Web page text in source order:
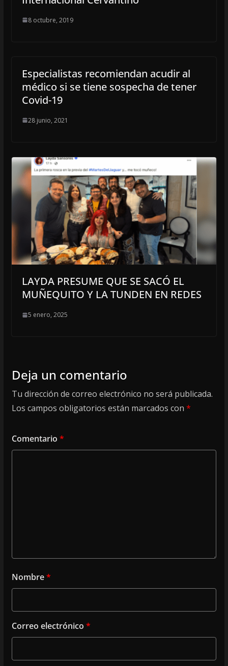
8 octubre, 2019
Especialistas recomiendan acudir al
médico si se tiene sospecha de tener
Covid-19
28 junio, 2021
LAYDA PRESUME QUE SE SACÓ EL
MUÑEQUITO Y LA TUNDEN EN REDES
5 enero, 2025
Deja un comentario
Tu dirección de correo electrónico no será publicada.
Los campos obligatorios están marcados con *
Comentario *
Nombre*
Correo electrónico *